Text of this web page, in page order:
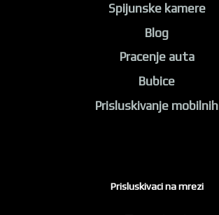
Spijunske kamere
Blog
Pracenje auta
Bubice
Prisluskivanje mobilnih
Prisluskivaci na mrezi